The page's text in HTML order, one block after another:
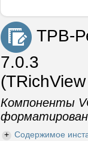
ТРВ-
7.0.3
Компоненты
Содержимое